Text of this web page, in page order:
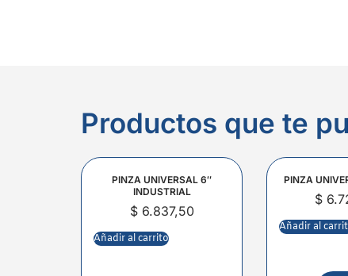
Productos que te
PINZA UNIVERSAL 6″
INDUSTRIAL
$6.837,50
Añadir al carrito
PINZA
$
Añadir al